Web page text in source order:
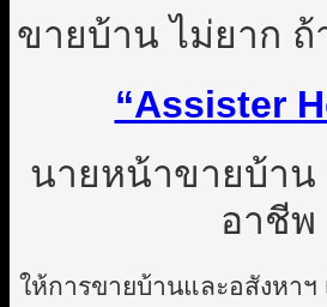
ขายบ้าน ไม่ยาก ถ้
“Assister
นายหน้าขายบ้า
อาชีพ
ให้การขายบ้านและอสังหาฯ